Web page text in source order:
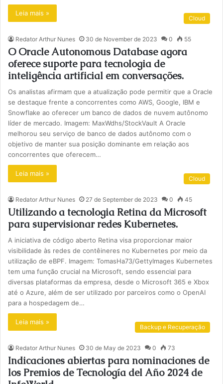
Leia mais »
Cloud
Redator Arthur Nunes 30 de November de 2023 0 55
O Oracle Autonomous Database agora
oferece suporte para tecnologia de
inteligência artificial em conversações.
Os analistas afirmam que a atualização pode permitir que a Oracle
se destaque frente a concorrentes como AWS, Google, IBM e
Snowflake ao oferecer um banco de dados de nuvem autônomo
líder de mercado. Imagem: MaxWdhs/StockVault A Oracle
melhorou seu serviço de banco de dados autônomo com o
objetivo de manter sua posição dominante em relação aos
concorrentes que oferecem…
Leia mais »
Cloud
Redator Arthur Nunes 27 de September de 2023 0 45
Utilizando a tecnologia Retina da Microsoft
para supervisionar redes Kubernetes.
A iniciativa de código aberto Retina visa proporcionar maior
visibilidade às redes de contêineres no Kubernetes por meio da
utilização de eBPF. Imagem: TomasHa73/GettyImages Kubernetes
tem uma função crucial na Microsoft, sendo essencial para
diversas plataformas da empresa, desde o Microsoft 365 e Xbox
até o Azure, além de ser utilizado por parceiros como o OpenAI
para a hospedagem de…
Leia mais »
Backup e Recuperação
Redator Arthur Nunes 30 de May de 2023 0 73
Indicaciones abiertas para nominaciones de
los Premios de Tecnología del Año 2024 de